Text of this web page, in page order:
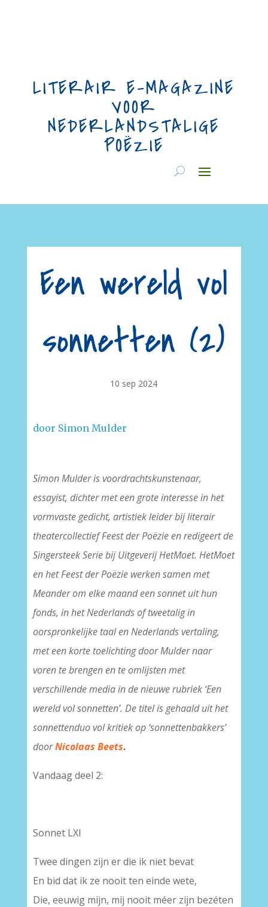
LITERAIR E-MAGAZINE
VOOR
NEDERLANDSTALIGE
POËZIE
Een wereld vol
sonnetten (2)
10 sep 2024
door Simon Mulder
Simon Mulder is voordrachtskunstenaar,
essayist, dichter met een grote interesse in het
vormvaste gedicht, artistiek leider bij literair
theatercollectief Feest der Poëzie en redigeert de
Singersteek Serie bij Uitgeverij HetMoet. HetMoet
en het Feest der Poëzie werken samen met
Meander om elke maand een sonnet uit hun
fonds, in het Nederlands of tweetalig in
oorspronkelijke taal en Nederlands vertaling,
met een korte toelichting door Mulder naar
voren te brengen en te omlijsten met
verschillende media in de nieuwe rubriek ‘Een
wereld vol sonnetten’. De titel is gehaald uit het
sonnettenduo vol kritiek op ‘sonnettenbakkers’
doorNicolaas Beets.
Vandaag deel 2:
Sonnet LXI
Twee dingen zijn er die ik niet bevat
En bid dat ik ze nooit ten einde wete,
Die, eeuwig mijn, mij nooit méer zijn bezéten